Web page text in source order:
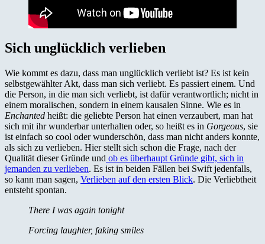
Sich unglücklich verlieben
Wie kommt es dazu, dass man unglücklich verliebt ist? Es ist kein
selbstgewählter Akt, dass man sich verliebt. Es passiert einem. Und
die Person, in die man sich verliebt, ist dafür verantwortlich; nicht in
einem moralischen, sondern in einem kausalen Sinne. Wie es in
Enchanted heißt: die geliebte Person hat einen verzaubert, man hat
sich mit ihr wunderbar unterhalten oder, so heißt es in Gorgeous, sie
ist einfach so cool oder wunderschön, dass man nicht anders konnte,
als sich zu verlieben. Hier stellt sich schon die Frage, nach der
Qualität dieser Gründe und ob es überhaupt Gründe gibt, sich in
jemanden zu verlieben. Es ist in beiden Fällen bei Swift jedenfalls,
so kann man sagen, Verlieben auf den ersten Blick. Die Verliebtheit
entsteht spontan.
There I was again tonight
Forcing laughter, faking smiles